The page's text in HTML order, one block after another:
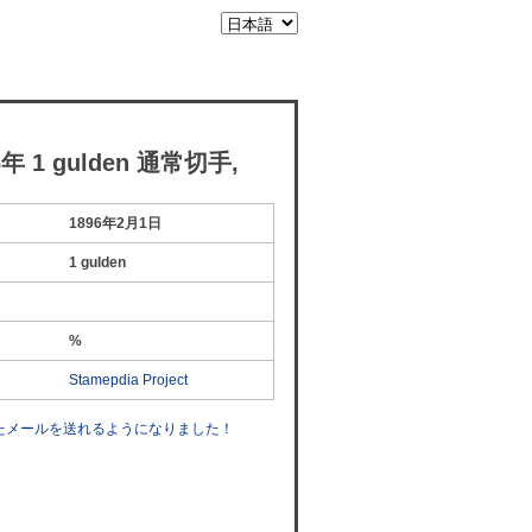
1 gulden 通常切手,
1896年2月1日
1 gulden
%
Stamepdia Project
ールを送れるようになりました！